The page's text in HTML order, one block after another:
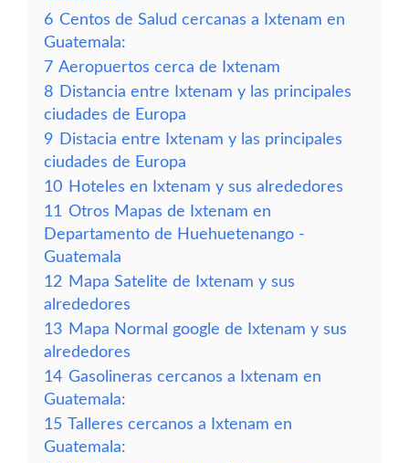
6 Centos de Salud cercanas a Ixtenam en
Guatemala:
7 Aeropuertos cerca de Ixtenam
8 Distancia entre Ixtenam y las principales
ciudades de Europa
9 Distacia entre Ixtenam y las principales
ciudades de Europa
10 Hoteles en Ixtenam y sus alrededores
11 Otros Mapas de Ixtenam en
Departamento de Huehuetenango -
Guatemala
12 Mapa Satelite de Ixtenam y sus
alrededores
13 Mapa Normal google de Ixtenam y sus
alrededores
14 Gasolineras cercanos a Ixtenam en
Guatemala:
15 Talleres cercanos a Ixtenam en
Guatemala: